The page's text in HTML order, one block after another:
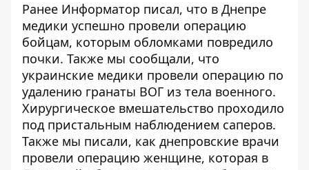
Ранее Информатор писал, что в Днепре
медики успешно провели операцию
бойцам, которым обломками повредило
почки. Также мы сообщали, что
украинские медики провели операцию по
удалению гранаты ВОГ из тела военного.
Хирургическое вмешательство проходило
под пристальным наблюдением саперов.
Также мы писали, как днепровские врачи
провели операцию женщине, которая в